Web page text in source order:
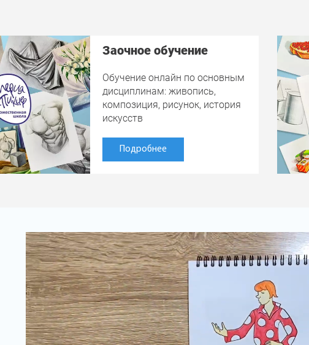
Заочное обучение
Обучение онлайн по основным
дисциплинам: живопись,
композиция, рисунок, история
искусств
Подробнее